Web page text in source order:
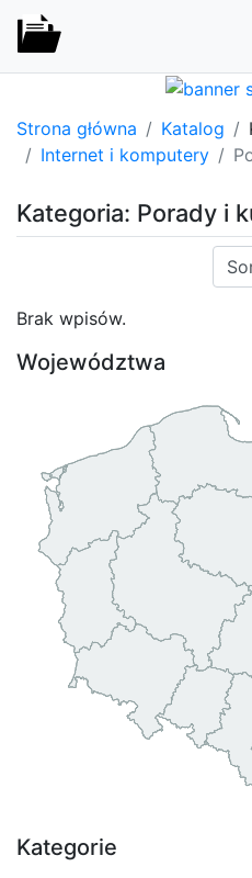
Strona główna Katalog
Internet i komputery
Kategoria: Porady i
Brak wpisów.
Województwa
Kategorie